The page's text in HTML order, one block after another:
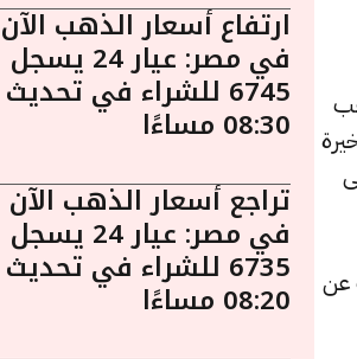
الذهب
قيمته 10 جنيهات عن
ارتفاع أسعار الذهب الآن
في مصر: عيار 24 يسجل
6745 للشراء في تحديث
08:30 مساءًا
تراجع أسعار الذهب الآن
في مصر: عيار 24 يسجل
6735 للشراء في تحديث
08:20 مساءًا